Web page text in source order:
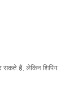
सकते हैं, लेकिन शिपिंग